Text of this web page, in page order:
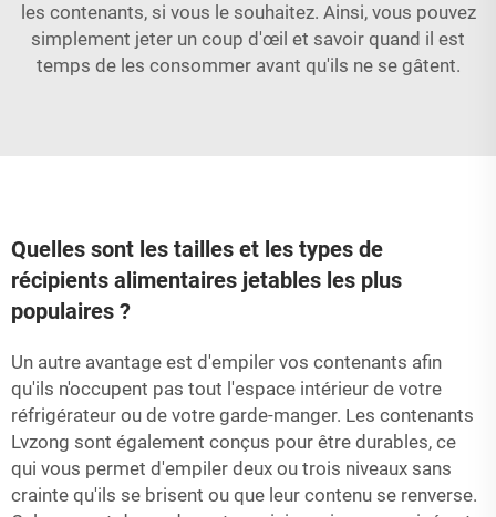
les contenants, si vous le souhaitez. Ainsi, vous pouvez
simplement jeter un coup d'œil et savoir quand il est
temps de les consommer avant qu'ils ne se gâtent.
Quelles sont les tailles et les types de
récipients alimentaires jetables les plus
populaires ?
Un autre avantage est d'empiler vos contenants afin
qu'ils n'occupent pas tout l'espace intérieur de votre
réfrigérateur ou de votre garde-manger. Les contenants
Lvzong sont également conçus pour être durables, ce
qui vous permet d'empiler deux ou trois niveaux sans
crainte qu'ils se brisent ou que leur contenu se renverse.